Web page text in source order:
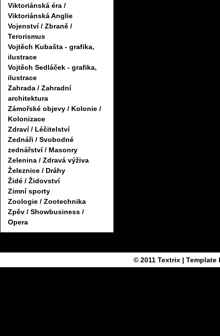
Viktoriánská éra /
Viktoriánská Anglie
Vojenství / Zbraně /
Terorismus
Vojtěch Kubašta - grafika,
ilustrace
Vojtěch Sedláček - grafika,
ilustrace
Zahrada / Zahradní
architektura
Zámořské objevy / Kolonie /
Kolonizace
Zdraví / Léčitelství
Zednáři / Svobodné
zednářství / Masonry
Zelenina / Zdravá výživa
Železnice / Dráhy
Židé / Židovství
Zimní sporty
Zoologie / Zootechnika
Zpěv / Showbusiness /
Opera
© 2011 Textrix| Template